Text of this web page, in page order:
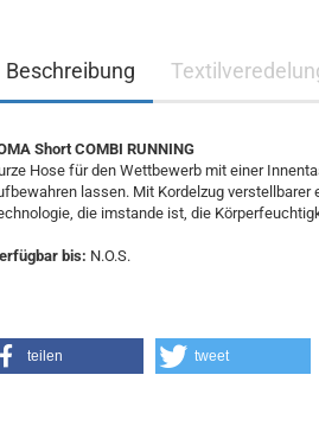
Beschreibung
Short COMBI RUNNING
Hose für den Wettbewerb mit einer
lassen. Mit Kordelzug verstellbarer
die imstande ist, die
bis: N.O.S.
teilen tweet